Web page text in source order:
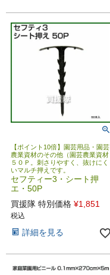
【ポイント10倍】園芸用品・園芸
農業資材のその他（園芸農業資材
５０Ｐ。刺さりやすく、抜けにく
いマルチ押えです。
セフティー3・シート押
エ・50P
買援隊 特別価格 ¥1,851
税込
詳細を見る